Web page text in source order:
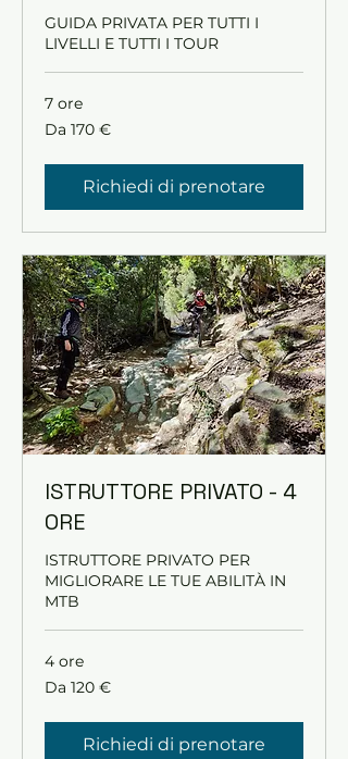
GUIDA PRIVATA PER TUTTI I
LIVELLI E TUTTI I TOUR
7 ore
Da
170
Da 170 €
Richiedi di prenotare
ISTRUTTORE PRIVATO - 4
ORE
ISTRUTTORE PRIVATO PER
MIGLIORARE LE TUE ABILITÀ IN
MTB
4 ore
Da
120
Da 120 €
Richiedi di prenotare